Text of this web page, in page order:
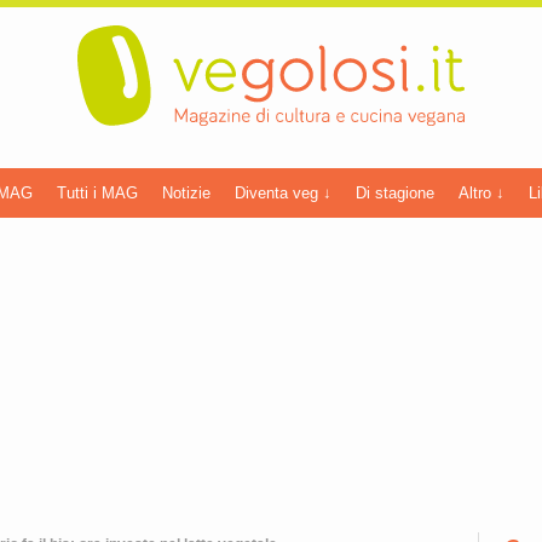
Tutti i MAG Notizie Diventa veg ↓ Di stagione Altro ↓